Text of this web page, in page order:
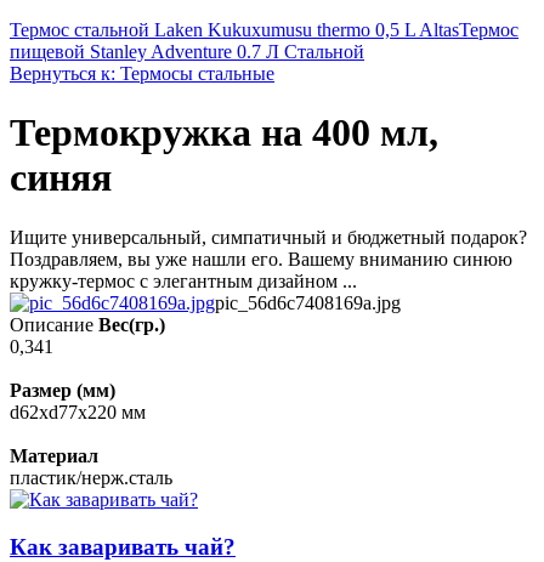
Термос стальной Laken Kukuxumusu thermo 0,5 L AltasТермос
пищевой Stanley Adventure 0.7 Л Стальной
Вернуться к: Термосы стальные
Термокружка на 400 мл,
синяя
Ищите универсальный, симпатичный и бюджетный подарок?
Поздравляем, вы уже нашли его. Вашему вниманию синюю
кружку-термос с элегантным дизайном ...
pic_56d6c7408169a.jpg
Описание Вес(гр.)
0,341
Размер (мм)
d62xd77х220 мм
Материал
пластик/нерж.сталь
Как заваривать чай?